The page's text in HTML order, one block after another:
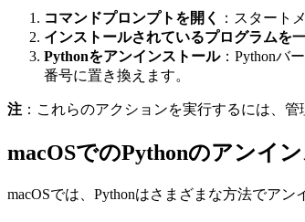
コマンドプロンプトを開く
：スタート
インストールされているプログラムを
Pythonをアンインストール：Pythonバ
番号に置き換えます。
注 ：これらのアクションを実行するには、管
macOSでのPythonのアンイ
macOSでは、Pythonはさまざまな方法でアン